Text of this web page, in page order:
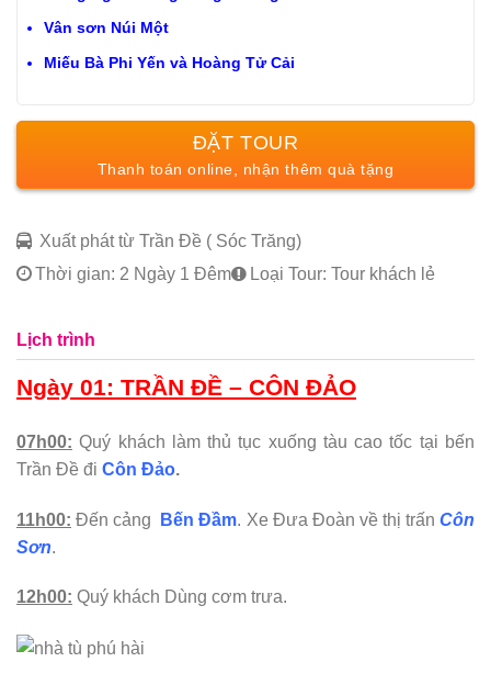
Vân sơn Núi Một
Miếu Bà Phi Yến và Hoàng Tử Cải
ĐẶT TOUR
Xuất phát từ Trần Đề ( Sóc Trăng)
Thời gian: 2 Ngày 1 Đêm
Loại Tour: Tour khách lẻ
Lịch trình
Ngày 01: TRẦN ĐỀ – CÔN ĐẢO
07h00: Quý khách làm thủ tục xuống tàu cao tốc tại bến
Trần Đề đi Côn Đảo.
11h00: Đến cảng Bến Đầm. Xe Đưa Đoàn về thị trấnCôn
Sơn.
12h00: Quý khách Dùng cơm trưa.